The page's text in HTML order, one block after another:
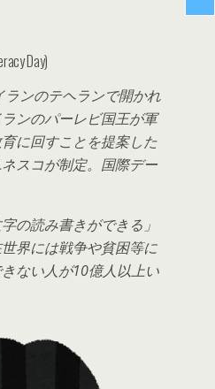
Day)
ンのテヘランで開かれ
ンのパーレビ国王が軍
に回すことを提案した
スコが制定。国際デー
の読み書きができる」
界には戦争や貧困等に
ない人が10億人以上い